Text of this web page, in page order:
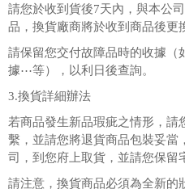
請您於收到貨後7天內，與本公
品，換貨廠商將於收到商品後更
請保留您交付故障品時的收據（
據⋯等），以利日後查詢。
3.換貨詳細辦法
若商品發生新品瑕疵之情形，請
繫，並請您將退貨商品包裝妥當
司，到您府上取貨，並請您保留
請注意，換貨商品必須為全新的